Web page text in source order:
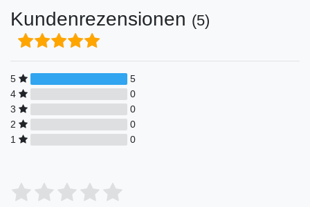
Kundenrezensionen (5)
5
5
4
0
3
0
2
0
1
0
Bewertungssterne
4
3
2
1